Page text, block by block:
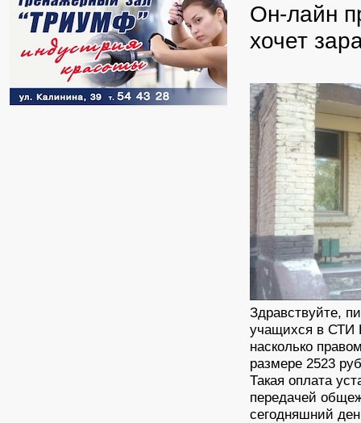
Он-лайн
хочет
Здравствуйте,
учащихся в СТИ
насколько
размере 2523
Такая оплата
передачей
сегодняшний